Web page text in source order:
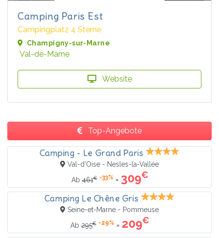
Camping Paris Est
Campingplatz 4 Sterne
Champigny-sur-Marne
Val-de-Marne
Website
Top-Angebote
Camping - Le Grand Paris
Val-d'Oise - Nesles-la-Vallée
Ab461€ -33% = 309€
Camping Le Chêne Gris
Seine-et-Marne - Pommeuse
Ab295€ -29% = 209€